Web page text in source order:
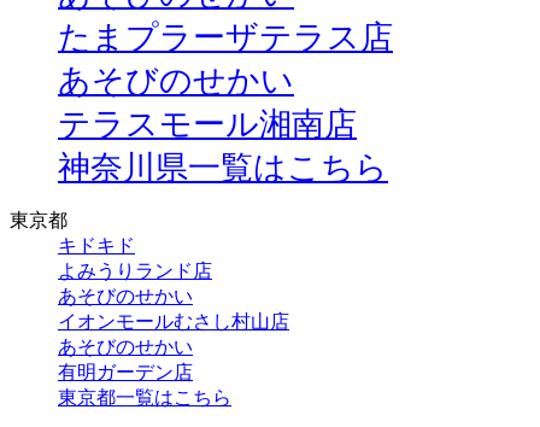
たまプラーザテラス店
あそびのせかい
テラスモール湘南店
神奈川県一覧はこちら
東京都
キドキド
よみうりランド店
あそびのせかい
イオンモールむさし村山店
あそびのせかい
有明ガーデン店
東京都一覧はこちら